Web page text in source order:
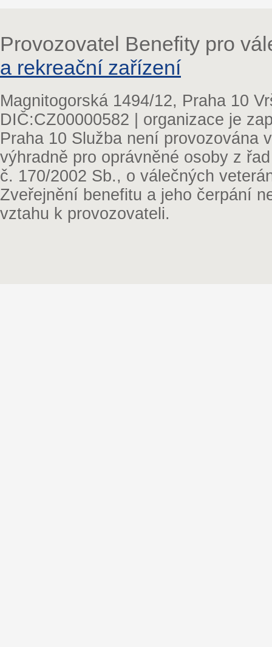
Provozovatel Benefity pro
a rekreační zařízení
Magnitogorská 1494/12, Praha 10
DIČ:CZ00000582 | organizace je
Praha 10 Služba není provozována
výhradně pro oprávněné osoby z
č. 170/2002 Sb., o válečných
Zveřejnění benefitu a jeho čerpání
vztahu k provozovateli.